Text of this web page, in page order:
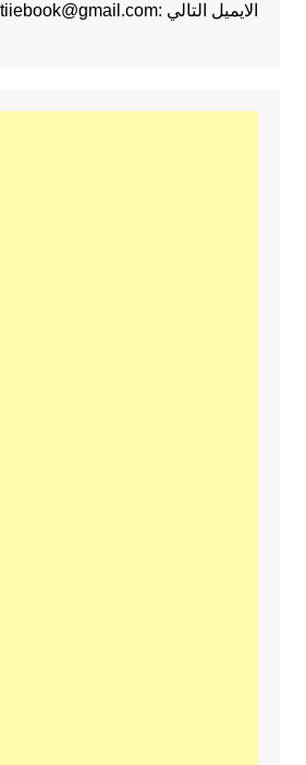
الايميل التالي :maktabatiiebook@gmail.com